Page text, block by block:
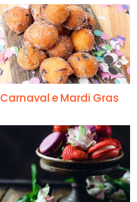
Carnaval e Mardi Gras